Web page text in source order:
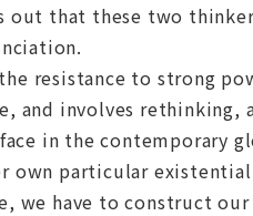
out that these two
resistance to strong
and involves
in the contemporary
own particular
we have to construct